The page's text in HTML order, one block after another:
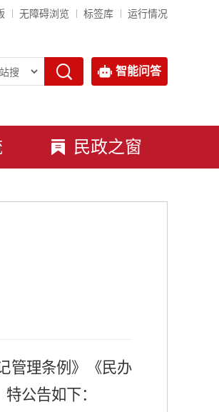
无障碍浏览 标签库 运行情况
智能问答
民政之窗
管理条例》《民办
公告如下：